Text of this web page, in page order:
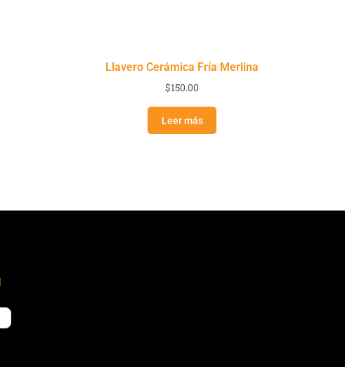
Llavero Cerámica Fría Merlina
$150.00
Leer más